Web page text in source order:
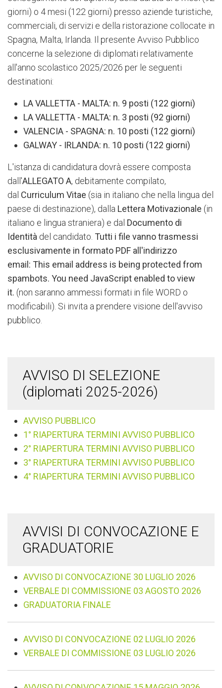
giorni) o 4 mesi (122 giorni) presso aziende turistiche,
commerciali, di servizi e della ristorazione collocate in
Spagna, Malta, Irlanda. Il presente Avviso Pubblico
concerne la selezione di diplomati relativamente
all'anno scolastico 2025/2026 per le seguenti
destinationi:
LA VALLETTA - MALTA: n. 9 posti (122 giorni)
LA VALLETTA - MALTA: n. 3 posti (92 giorni)
VALENCIA - SPAGNA: n. 10 posti (122 giorni)
GALWAY - IRLANDA: n. 10 posti (122 giorni)
L'istanza di candidatura dovrà essere composta
dall'ALLEGATO A, debitamente compilato,
dal Curriculum Vitae (sia in italiano che nella lingua del
paese di destinazione), dalla Lettera Motivazionale (in
italiano e lingua straniera) e dal Documento di
Identità del candidato. Tutti i file vanno trasmessi
esclusivamente in formato PDF all'indirizzo
email: This email address is being protected from
spambots. You need JavaScript enabled to view
it. (non saranno ammessi formati in file WORD o
modificabili). Si invita a prendere visione dell'avviso
pubblico.
AVVISO DI SELEZIONE
(diplomati 2025-2026)
AVVISO PUBBLICO
1° RIAPERTURA TERMINI AVVISO PUBBLICO
2° RIAPERTURA TERMINI AVVISO PUBBLICO
3° RIAPERTURA TERMINI AVVISO PUBBLICO
4° RIAPERTURA TERMINI AVVISO PUBBLICO
AVVISI DI CONVOCAZIONE E
GRADUATORIE
AVVISO DI CONVOCAZIONE 30 LUGLIO 2026
VERBALE DI COMMISSIONE 03 AGOSTO 2026
GRADUATORIA FINALE
AVVISO DI CONVOCAZIONE 02 LUGLIO 2026
VERBALE DI COMMISSIONE 03 LUGLIO 2026